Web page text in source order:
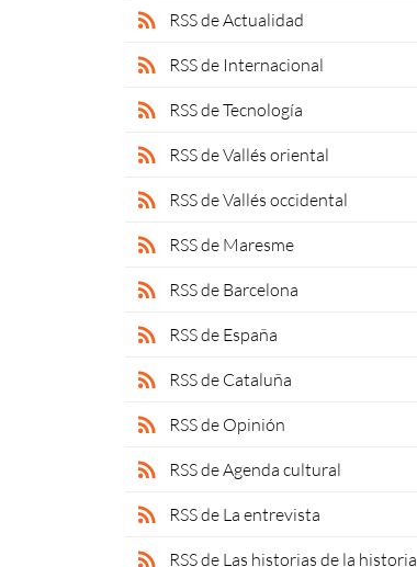
rss_feed RSS de Actualidad
rss_feed RSS de Internacional
rss_feed RSS de Tecnología
rss_feed RSS de Vallés oriental
rss_feed RSS de Vallés occidental
rss_feed RSS de Maresme
rss_feed RSS de Barcelona
rss_feed RSS de España
rss_feed RSS de Cataluña
rss_feed RSS de Opinión
rss_feed RSS de Agenda cultural
rss_feed RSS de La entrevista
rss_feed RSS de Las historias de la historia